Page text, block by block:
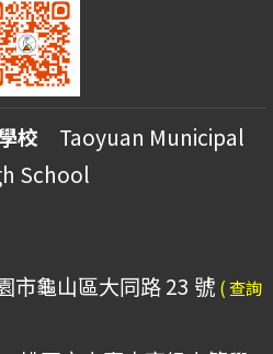
校 Taoyuan Municipal
School
市龜山區大同路 23 號 ( 查詢